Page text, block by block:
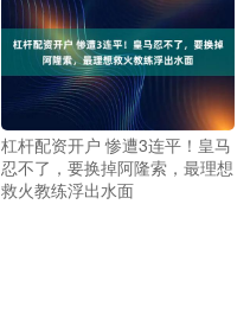
杠杆配资开户 惨遭3连平！皇马
忍不了，要换掉阿隆索，最理想
救火教练浮出水面